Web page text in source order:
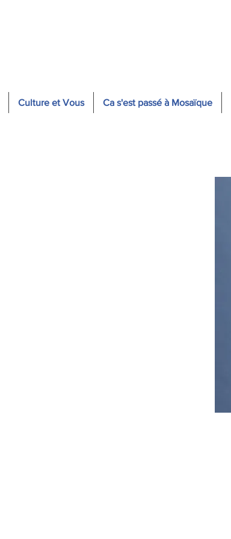
Culture et Vous Ca s'est passé à Mosaïque